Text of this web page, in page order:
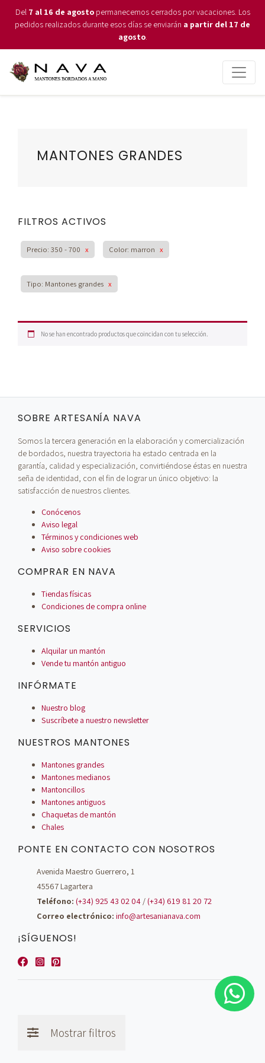
Del 7 al 16 de agostopermanecemos cerrados por vacaciones. Los
pedidos realizados durante esos días se enviarán a partir del 17 de
agosto.
Mostrar filtros
MANTONES GRANDES
FILTROS ACTIVOS
Precio: 350 - 700 x Color: marron x
Tipo: Mantones grandes x
No se han encontrado productos que coincidan con tu selección.
SOBRE ARTESANÍA NAVA
Somos la tercera generación en la elaboración y comercialización
de bordados, nuestra trayectoria ha estado centrada en la
garantía, calidad y especialización, convirtiéndose éstas en nuestra
seña de identidad, con el fin de lograr un único objetivo: la
satisfacción de nuestros clientes.
Conócenos
Aviso legal
Términos y condiciones web
Aviso sobre cookies
COMPRAR EN NAVA
Tiendas físicas
Condiciones de compra online
SERVICIOS
Alquilar un mantón
Vende tu mantón antiguo
INFÓRMATE
Nuestro blog
Suscríbete a nuestro newsletter
NUESTROS MANTONES
Mantones grandes
Mantones medianos
Mantoncillos
Mantones antiguos
Chaquetas de mantón
Chales
PONTE EN CONTACTO CON NOSOTROS
Avenida Maestro Guerrero, 1
45567 Lagartera
Teléfono: (+34) 925 43 02 04 /(+34) 619 81 20 72
Correo electrónico: info@artesanianava.com
¡SÍGUENOS!
© Artesanía Nava - 2026